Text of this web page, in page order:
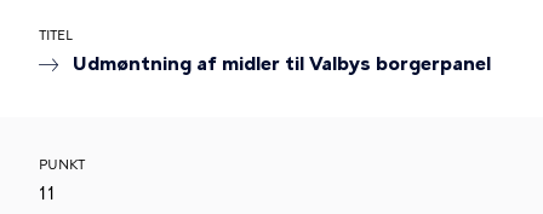
TITEL
Udmøntning af midler til Valbys borgerpanel
PUNKT
11